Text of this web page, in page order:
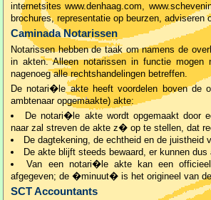
internetsites www.denhaag.com,
brochures, representatie op beurzen,
Caminada Notarissen
Notarissen hebben de taak om namens de
in akten. Alleen notarissen in functie
nagenoeg alle rechtshandelingen betreffen.
De notari�le akte heeft voordelen boven de
ambtenaar opgemaakte) akte:
De notari�le akte wordt opgemaakt door
naar zal streven de akte z� op te stellen, dat
De dagtekening, de echtheid en de
De akte blijft steeds bewaard, er kunnen
Van een notari�le akte kan een
afgegeven; de �minuut� is het origineel van
SCT Accountants